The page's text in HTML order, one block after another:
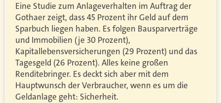
Eine Studie zum Anlageverhalten im Auftrag der
Gothaer zeigt, dass 45 Prozent ihr Geld auf dem
Sparbuch liegen haben. Es folgen Bausparverträge
und Immobilien (je 30 Prozent),
Kapitallebensversicherungen (29 Prozent) und das
Tagesgeld (26 Prozent). Alles keine großen
Renditebringer. Es deckt sich aber mit dem
Hauptwunsch der Verbraucher, wenn es um die
Geldanlage geht: Sicherheit.